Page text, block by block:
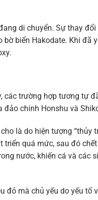
di chuyển. Sự thay đổi
biển Hakodate. Khi đã
các trường hợp tương tự
chính Honshu và
là do hiện tượng “thủy
triển quá mức, sau đó chết
nước, khiến cá và các
đỏ mà chủ yếu do yếu tố